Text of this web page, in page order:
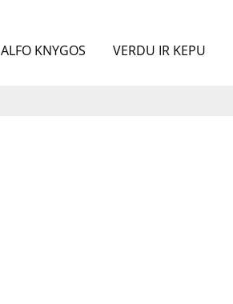
ALFO KNYGOS VERDU IR KEPU